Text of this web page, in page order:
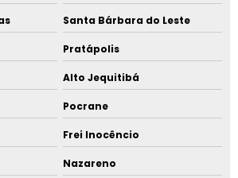
Santa Bárbara do Leste
Pratápolis
Alto Jequitibá
Pocrane
Frei Inocêncio
Nazareno